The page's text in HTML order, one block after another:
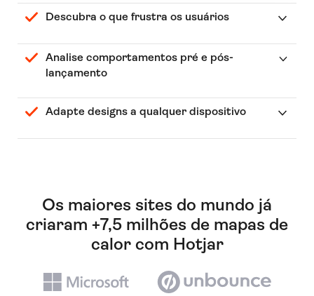
Descubra o que frustra os usuários
Analise comportamentos pré e pós-
lançamento
Adapte designs a qualquer dispositivo
Os maiores sites do mundo já
criaram +7,5 milhões de mapas de
calor com Hotjar